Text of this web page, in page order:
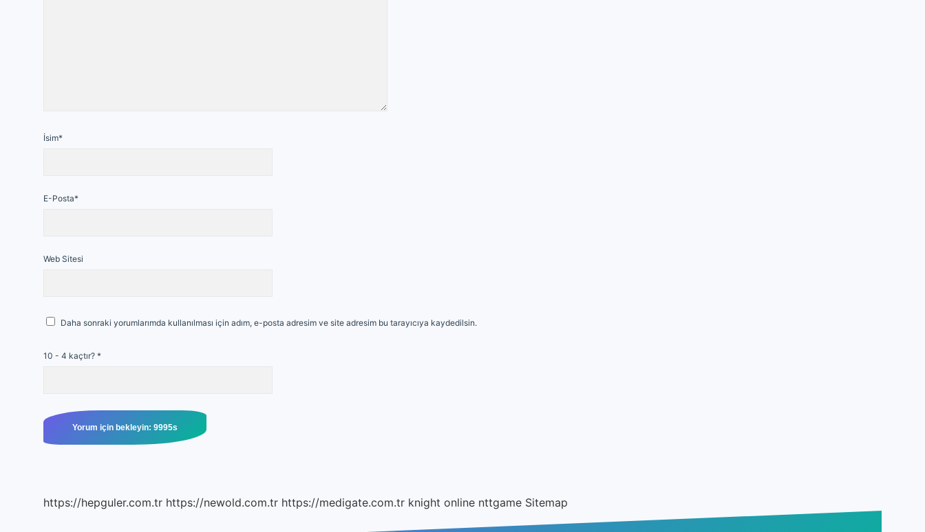
İsim*
E-Posta*
Web Sitesi
Daha sonraki yorumlarımda kullanılması için adım, e-posta adresim ve site adresim bu tarayıcıya kaydedilsin.
10 - 4 kaçtır? *
https://hepguler.com.tr https://newold.com.tr https://medigate.com.tr knight online nttgame Sitemap